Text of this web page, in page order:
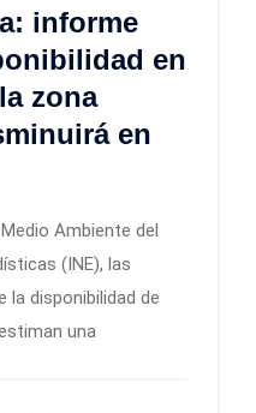
informe
en
zona
en
Ambiente del
(INE), las
la disponibilidad de
una